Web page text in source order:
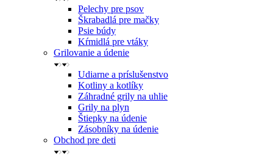
Pelechy pre psov
Škrabadlá pre mačky
Psie búdy
Kŕmidlá pre vtáky
Grilovanie a údenie
Udiarne a príslušenstvo
Kotliny a kotlíky
Záhradné grily na uhlie
Grily na plyn
Štiepky na údenie
Zásobníky na údenie
Obchod pre deti